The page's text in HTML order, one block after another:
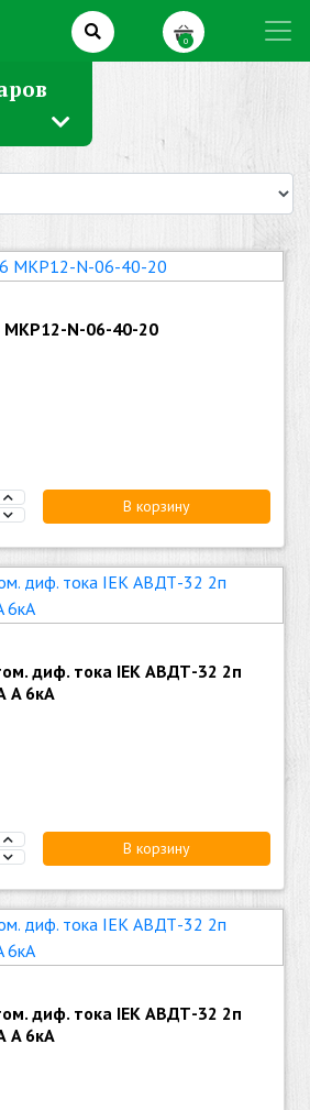
0
N-06-40-20
В корзину
диф. тока IEK АВДТ-32 2п
A 6кА
В корзину
диф. тока IEK АВДТ-32 2п
A 6кА